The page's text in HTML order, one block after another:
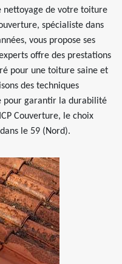
nettoyage de votre toiture
spécialiste dans
vous propose ses
offre des prestations
pour une toiture saine et
des techniques
pour garantir la durabilité
Couverture, le choix
le 59 (Nord).